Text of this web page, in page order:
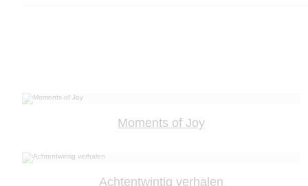
Moments of Joy
Achtentwintig verhalen